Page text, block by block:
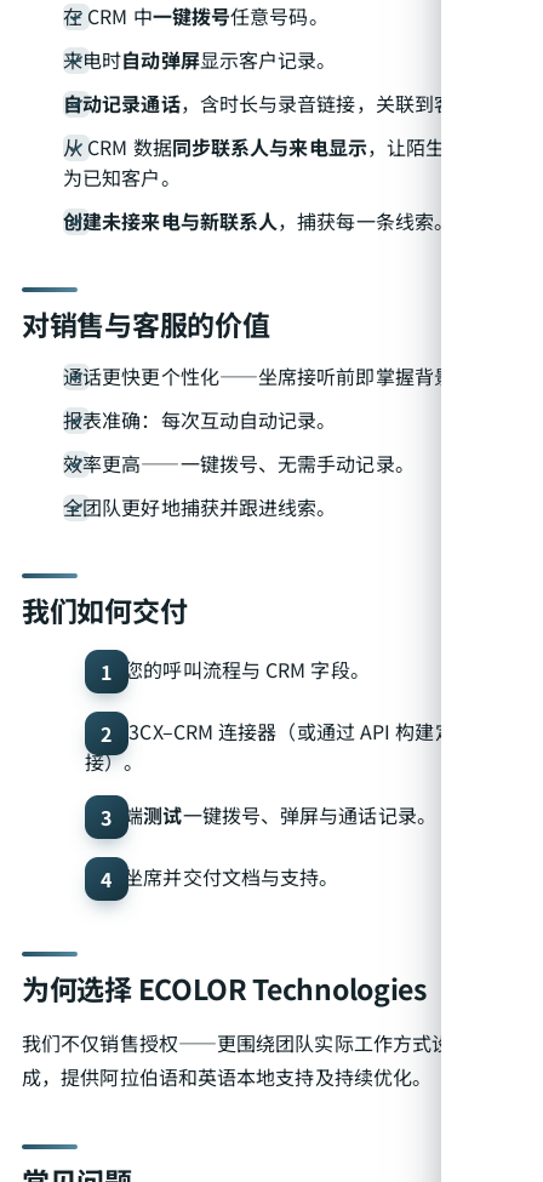
在 CRM 中一键拨号任意号码。
来电时自动弹屏显示客户记录。
自动记录通话，含时长与录音链接，关联到客户。
从 CRM 数据同步联系人与来电显示，让陌生号码变
为已知客户。
创建未接来电与新联系人，捕获每一条线索。
对销售与客服的价值
通话更快更个性化——坐席接听前即掌握背景信息。
报表准确：每次互动自动记录。
效率更高——一键拨号、无需手动记录。
全团队更好地捕获并跟进线索。
我们如何交付
梳理 您的呼叫流程与 CRM 字段。
配置 3CX–CRM 连接器（或通过 API 构建定制对
接）。
端到端测试一键拨号、弹屏与通话记录。
培训 坐席并交付文档与支持。
为何选择 ECOLOR Technologies
我们不仅销售授权——更围绕团队实际工作方式设计集
成，提供阿拉伯语和英语本地支持及持续优化。